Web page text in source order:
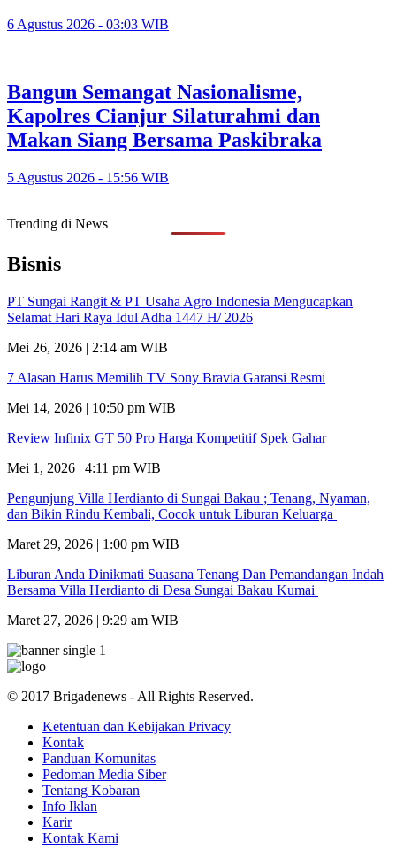
6 Agustus 2026 - 03:03 WIB
Bangun Semangat Nasionalisme,
Kapolres Cianjur Silaturahmi dan
Makan Siang Bersama Paskibraka
5 Agustus 2026 - 15:56 WIB
Trending di News
Bisnis
PT Sungai Rangit & PT Usaha Agro Indonesia Mengucapkan
Selamat Hari Raya Idul Adha 1447 H/ 2026
Mei 26, 2026 | 2:14 am WIB
7 Alasan Harus Memilih TV Sony Bravia Garansi Resmi
Mei 14, 2026 | 10:50 pm WIB
Review Infinix GT 50 Pro Harga Kompetitif Spek Gahar
Mei 1, 2026 | 4:11 pm WIB
Pengunjung Villa Herdianto di Sungai Bakau ; Tenang, Nyaman,
dan Bikin Rindu Kembali, Cocok untuk Liburan Keluarga
Maret 29, 2026 | 1:00 pm WIB
Liburan Anda Dinikmati Suasana Tenang Dan Pemandangan Indah
Bersama Villa Herdianto di Desa Sungai Bakau Kumai
Maret 27, 2026 | 9:29 am WIB
© 2017 Brigadenews - All Rights Reserved.
Ketentuan dan Kebijakan Privacy
Kontak
Panduan Komunitas
Pedoman Media Siber
Tentang Kobaran
Info Iklan
Karir
Kontak Kami